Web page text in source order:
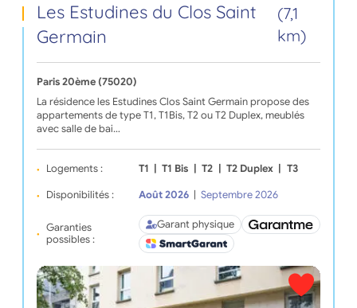
Les Estudines du Clos Saint
Germain
(7,1
km)
Paris 20ème (75020)
La résidence les Estudines Clos Saint Germain propose des
appartements de type T1, T1Bis, T2 ou T2 Duplex, meublés
avec salle de bai…
Logements : T1 T1 Bis T2 T2 Duplex T3
Disponibilités : Août 2026 Septembre 2026
Garanties
possibles :
Garant physique